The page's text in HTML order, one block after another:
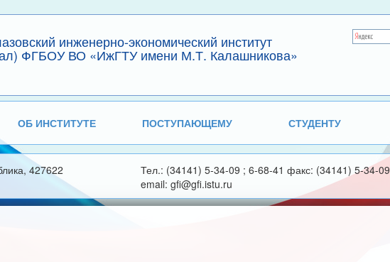
инженерно-экономический институт
ФГБОУ ВО «ИжГТУ имени М.Т. Калашникова»
ОБ ИНСТИТУТЕ ПОСТУПАЮЩЕМУ СТУДЕНТУ
427622
Тел.: (34141) 5-34-09 ; 6-68-41 факс: (34141) 5-34-09
email: gfi@gfi.istu.ru